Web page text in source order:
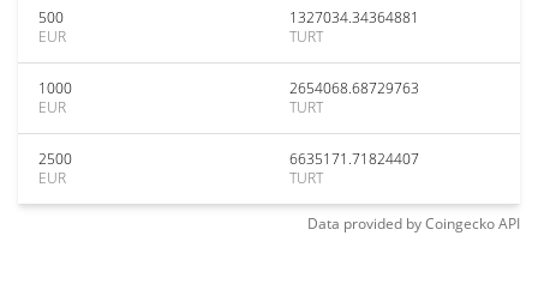
500
EUR
1327034.34364881
TURT
1000
EUR
2654068.68729763
TURT
2500
EUR
6635171.71824407
TURT
Data provided byCoingeckoAPI